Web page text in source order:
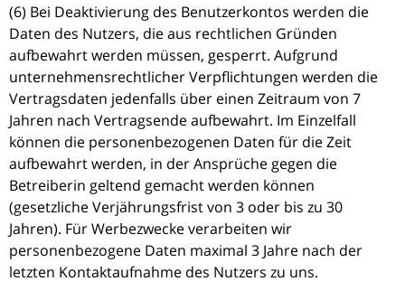
(6) Bei Deaktivierung des Benutzerkontos werden die
Daten des Nutzers, die aus rechtlichen Gründen
aufbewahrt werden müssen, gesperrt. Aufgrund
unternehmensrechtlicher Verpflichtungen werden die
Vertragsdaten jedenfalls über einen Zeitraum von 7
Jahren nach Vertragsende aufbewahrt. Im Einzelfall
können die personenbezogenen Daten für die Zeit
aufbewahrt werden, in der Ansprüche gegen die
Betreiberin geltend gemacht werden können
(gesetzliche Verjährungsfrist von 3 oder bis zu 30
Jahren). Für Werbezwecke verarbeiten wir
personenbezogene Daten maximal 3 Jahre nach der
letzten Kontaktaufnahme des Nutzers zu uns.